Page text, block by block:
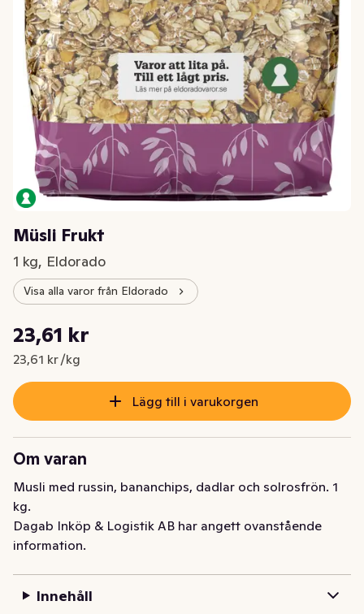
Müsli Frukt
1 kg, Eldorado
Visa alla varor från Eldorado
Nuvarande pris är: 23,61 kr
23,61 kr
23,61 kr /kg
Styckpris: 23,61 kr /kg
Lägg till i varukorgen
Om varan
Musli med russin, bananchips, dadlar och solrosfrön. 1
kg.
Dagab Inköp & Logistik AB har angett ovanstående
information.
Innehåll